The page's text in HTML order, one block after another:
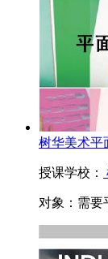
树华美术平
授课学校：
对象： 需要